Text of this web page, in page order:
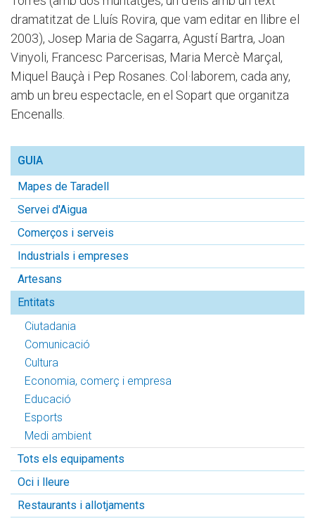
dramatitzat de Lluís Rovira, que vam editar en llibre el
2003), Josep Maria de Sagarra, Agustí Bartra, Joan
Vinyoli, Francesc Parcerisas, Maria Mercè Marçal,
Miquel Bauçà i Pep Rosanes. Col·laborem, cada any,
amb un breu espectacle, en el Sopart que organitza
Encenalls.
GUIA
Mapes de Taradell
Servei d'Aigua
Comerços i serveis
Industrials i empreses
Artesans
Entitats
Ciutadania
Comunicació
Cultura
Economia, comerç i empresa
Educació
Esports
Medi ambient
Tots els equipaments
Oci i lleure
Restaurants i allotjaments